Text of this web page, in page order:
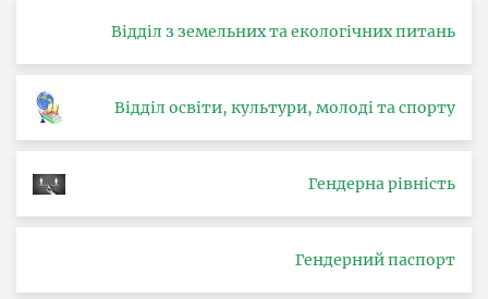
Відділ з земельних та екологічних питань
Відділ освіти, культури, молоді та спорту
Гендерна рівність
Гендерний паспорт